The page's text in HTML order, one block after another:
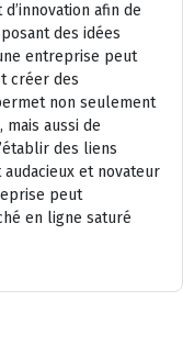
afin de
des idées
entreprise peut
créer des
non seulement
aussi de
des liens
et novateur
peut
en ligne saturé